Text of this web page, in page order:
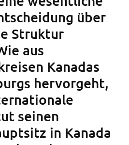
über
Struktur
aus
Kanadas
hervorgeht,
seinen
in Kanada